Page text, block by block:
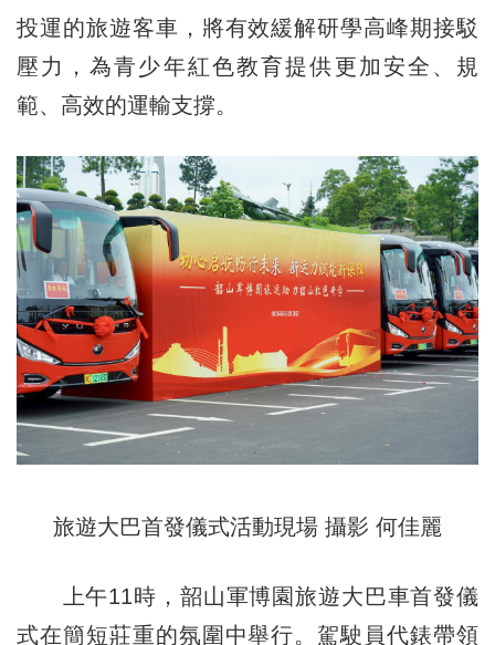
投運的旅遊客車，將有效緩解研學高峰期接駁
壓力，為青少年紅色教育提供更加安全、規
範、高效的運輸支撐。
旅遊大巴首發儀式活動現場 攝影 何佳麗
上午11時，韶山軍博園旅遊大巴車首發儀
式在簡短莊重的氛圍中舉行。駕駛員代錶帶領